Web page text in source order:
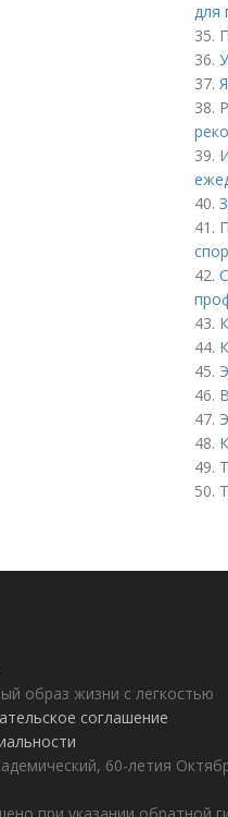
для
35.
36.
37.
38.
39.
40.
41.
42.
43.
44.
45.
46.
47.
48.
49.
50.
образ жизни с легкостью
соглашение
60-летия